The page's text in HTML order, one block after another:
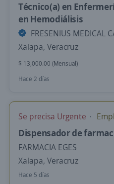
Técnico(a) en
en Hemodiálisis
FRESENIUS MEDICAL
Xalapa, Veracruz
$ 13,000.00 (Mensual)
Hace 2 días
Se precisa Urgente
Dispensador de
FARMACIA EGES
Xalapa, Veracruz
Hace 5 días